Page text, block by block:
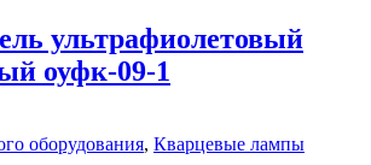
ультрафиолетовый
оуфк-09-1
оборудования, Кварцевые лампы